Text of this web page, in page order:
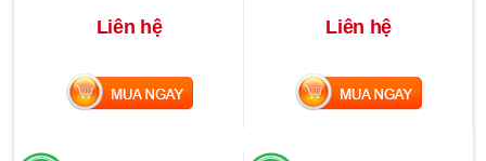
Liên hệ
MUA NGAY
Liên hệ
MUA NGAY